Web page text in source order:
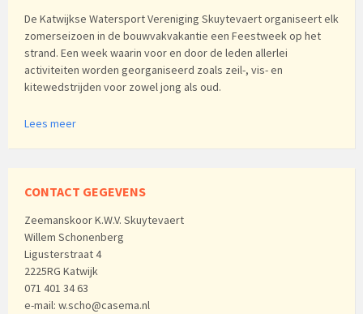
De Katwijkse Watersport Vereniging Skuytevaert organiseert elk
zomerseizoen in de bouwvakvakantie een Feestweek op het
strand. Een week waarin voor en door de leden allerlei
activiteiten worden georganiseerd zoals zeil-, vis- en
kitewedstrijden voor zowel jong als oud.
Lees meer
CONTACT GEGEVENS
Zeemanskoor K.W.V. Skuytevaert
Willem Schonenberg
Ligusterstraat 4
2225RG Katwijk
071 401 34 63
e-mail: w.scho@casema.nl